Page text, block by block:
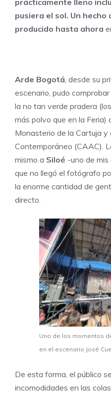
prácticamente lleno
pusiera el sol. Un hecho
producido hasta ahora
Arde Bogotá, desde su
escenario, pudo
la no tan verde pradera
más polvo que en la Feria)
Monasterio de la Cartuja
Contemporáneo (CAAC).
mismo a Siloé -uno de
que no llegó el fotógrafo
la enorme cantidad de
directo.
Uno de los momentos
en el escenario José
De esta forma, el público
incomodidades en las